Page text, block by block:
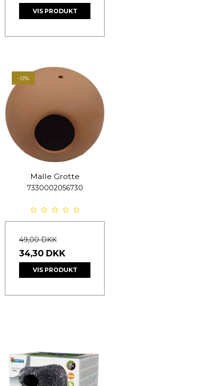
VIS PRODUKT
-0%
Malle Grotte
7330002056730
49,00 DKK
34,30 DKK
VIS PRODUKT